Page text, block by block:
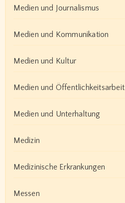
Medien und Journalismus
Medien und Kommunikation
Medien und Kultur
Medien und Öffentlichkeitsarbeit
Medien und Unterhaltung
Medizin
Medizinische Erkrankungen
Messen